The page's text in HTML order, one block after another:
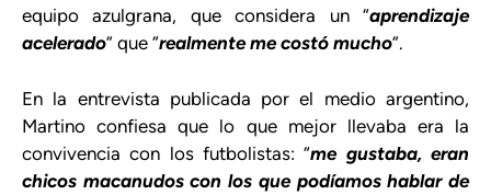
equipo azulgrana, que considera un “aprendizaje
acelerado” que “realmente me costó mucho”.
En la entrevista publicada por el medio argentino,
Martino confiesa que lo que mejor llevaba era la
convivencia con los futbolistas: “me gustaba, eran
chicos macanudos con los que podíamos hablar de